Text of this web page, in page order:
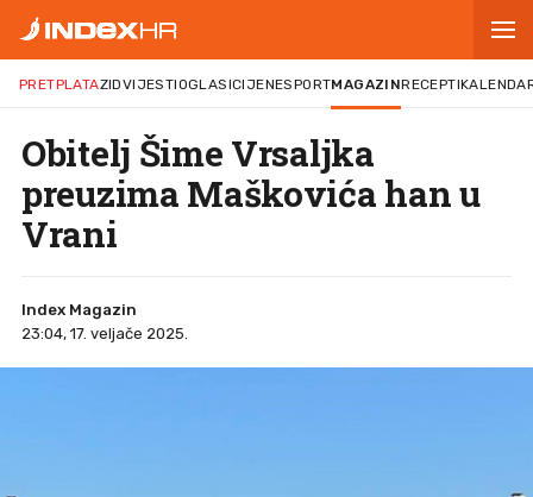
PRETPLATAZIDVIJESTIOGLASICIJENESPORTMAGAZINRECEPTI
Obitelj Šime Vrsaljka
preuzima Maškovića han u
Vrani
Index Magazin
23:04, 17. veljače 2025.